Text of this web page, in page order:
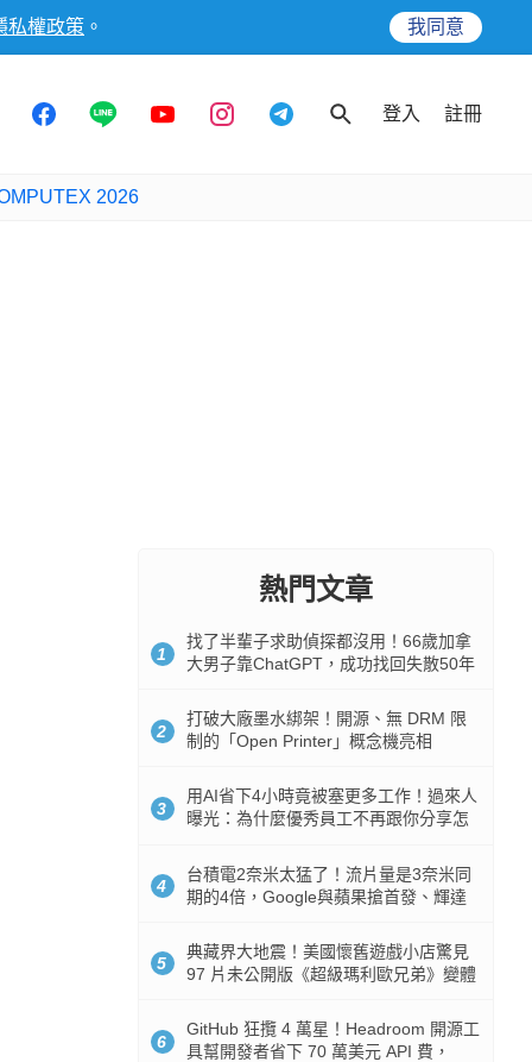
私權政策 。 我同意
登入 註冊
2026
熱門文章
1
找了半輩子求助偵探都沒用！66歲加拿
大男子靠ChatGPT，成功找回失散50年
2
打破大廠墨水綁架！開源、無 DRM 限
制的「Open Printer」概念機亮相
3
用AI省下4小時竟被塞更多工作！過來人
曝光：為什麼優秀員工不再跟你分享怎
4
台積電2奈米太猛了！流片量是3奈米同
期的4倍，Google與蘋果搶首發、輝達
5
典藏界大地震！美國懷舊遊戲小店驚見
97 片未公開版《超級瑪利歐兄弟》變體
6
GitHub 狂攬 4 萬星！Headroom 開源工
具幫開發者省下 70 萬美元 API 費，